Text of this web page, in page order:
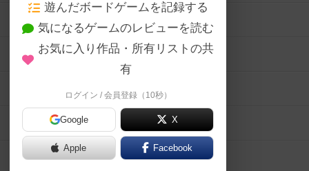
遊んだボードゲームを記録する
気になるゲームのレビューを読む
お気に入り作品・所有リストの共
有
ログイン / 会員登録（10秒）
Google X
Apple Facebook
ボードゲーム会情報
メカニクス特集
掲示板・トピックス
ボドとも・会員一覧
ボードゲーム業界コラム